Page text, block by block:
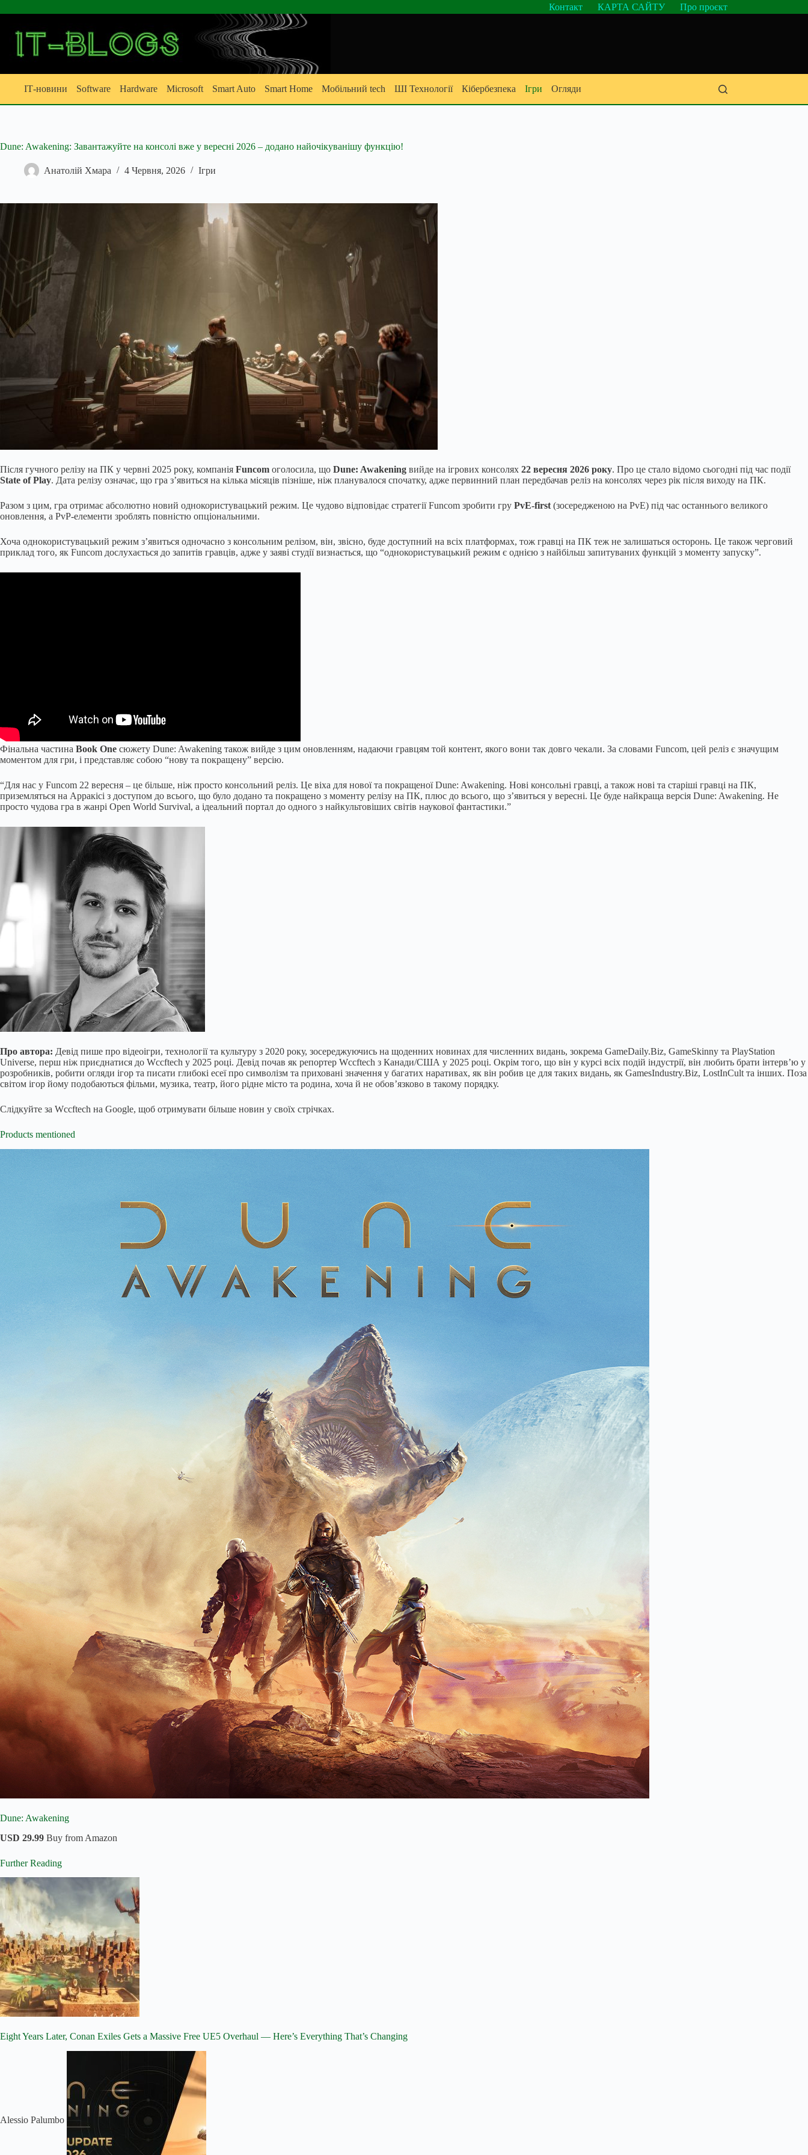
до
Контакт КАРТА САЙТУ Про проєкт
ІТ-новини Software Hardware Microsoft Smart Auto Smart Home Мобільний tech ШІ Технології Кібербезпека Ігри Огляди
Dune: Awakening: Завантажуйте на консолі вже у вересні 2026 – додано найочікуванішу функцію!
Анатолій Хмара 4 Червня, 2026 Ігри
Після гучного релізу на ПК у червні 2025 року, компанія Funcom оголосила, що Dune: Awakening вийде на ігрових консолях 22 вересня 2026 року. Про це стало відомо сьогодні під час події
State of Play. Дата релізу означає, що гра з’явиться на кілька місяців пізніше, ніж планувалося спочатку, адже первинний план передбачав реліз на консолях через рік після виходу на ПК.
Разом з цим, гра отримає абсолютно новий однокористувацький режим. Це чудово відповідає стратегії Funcom зробити гру PvE-first (зосередженою на PvE) під час останнього великого
оновлення, а PvP-елементи зроблять повністю опціональними.
Хоча однокористувацький режим з’явиться одночасно з консольним релізом, він, звісно, буде доступний на всіх платформах, тож гравці на ПК теж не залишаться осторонь. Це також черговий
приклад того, як Funcom дослухається до запитів гравців, адже у заяві студії визнається, що “однокористувацький режим є однією з найбільш запитуваних функцій з моменту запуску”.
Фінальна частина Book One сюжету Dune: Awakening також вийде з цим оновленням, надаючи гравцям той контент, якого вони так довго чекали. За словами Funcom, цей реліз є значущим
моментом для гри, і представляє собою “нову та покращену” версію.
“Для нас у Funcom 22 вересня – це більше, ніж просто консольний реліз. Це віха для нової та покращеної Dune: Awakening. Нові консольні гравці, а також нові та старіші гравці на ПК,
приземляться на Арракісі з доступом до всього, що було додано та покращено з моменту релізу на ПК, плюс до всього, що з’явиться у вересні. Це буде найкраща версія Dune: Awakening. Не
просто чудова гра в жанрі Open World Survival, а ідеальний портал до одного з найкультовіших світів наукової фантастики.”
Про автора: Девід пише про відеоігри, технології та культуру з 2020 року, зосереджуючись на щоденних новинах для численних видань, зокрема GameDaily.Biz, GameSkinny та PlayStation
Universe, перш ніж приєднатися до Wccftech у 2025 році. Девід почав як репортер Wccftech з Канади/США у 2025 році. Окрім того, що він у курсі всіх подій індустрії, він любить брати інтерв’ю у
розробників, робити огляди ігор та писати глибокі есеї про символізм та приховані значення у багатих наративах, як він робив це для таких видань, як GamesIndustry.Biz, LostInCult та інших. Поза
світом ігор йому подобаються фільми, музика, театр, його рідне місто та родина, хоча й не обов’язково в такому порядку.
Слідкуйте за Wccftech на Google, щоб отримувати більше новин у своїх стрічках.
Products mentioned
Dune: Awakening
USD 29.99 Buy from Amazon
Further Reading
Eight Years Later, Conan Exiles Gets a Massive Free UE5 Overhaul — Here’s Everything That’s Changing
Alessio Palumbo